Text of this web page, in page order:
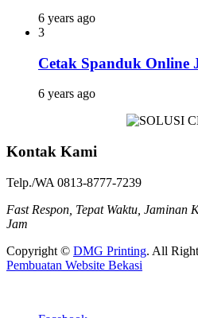
6 years ago
3
Cetak Spanduk Online
6 years ago
Kontak Kami
Telp./WA 0813-8777-7239
Fast Respon, Tepat Waktu, Jaminan
Jam
Copyright © DMG Printing. All
Pembuatan Website Bekasi